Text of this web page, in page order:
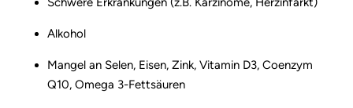
Alkohol
Mangel an Selen, Eisen, Zink, Vitamin D3, Coenzym
Q10, Omega 3-Fettsäuren